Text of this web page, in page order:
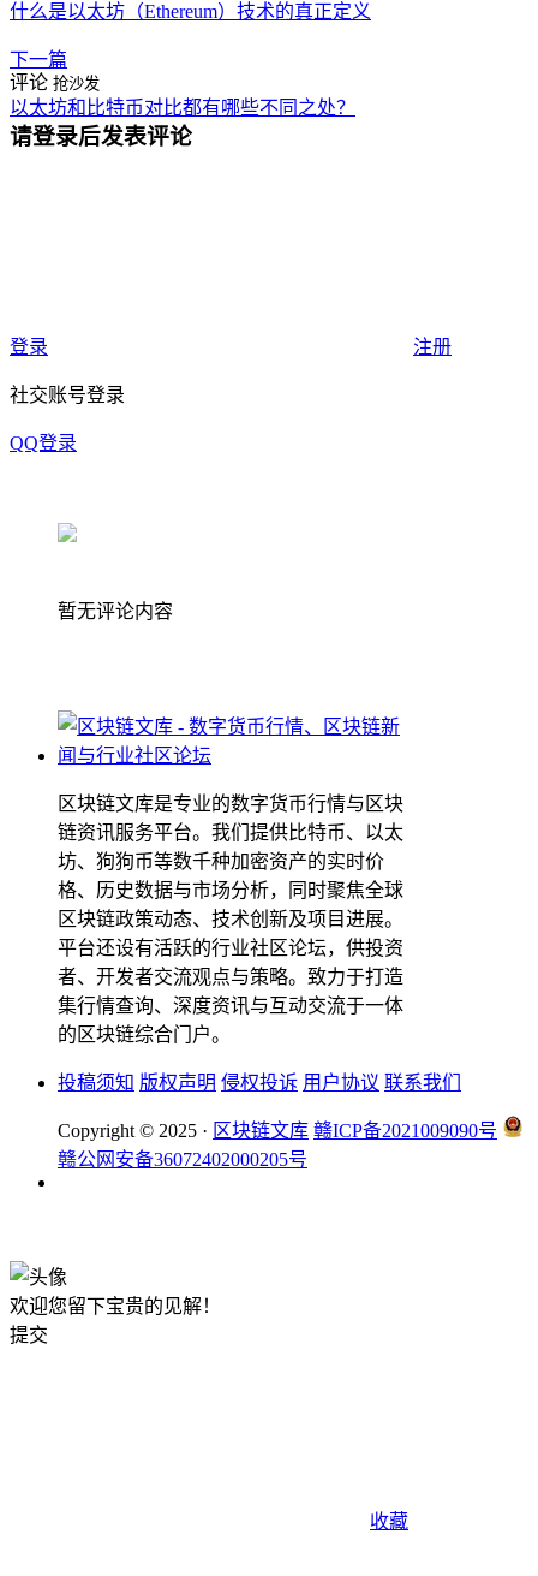
什么是以太坊（Ethereum）技术的真正定义
下一篇
以太坊和比特币对比都有哪些不同之处？
评论 抢沙发
请登录后发表评论
登录 注册
社交账号登录
QQ登录
暂无评论内容
区块链文库是专业的数字货币行情与区块
链资讯服务平台。我们提供比特币、以太
坊、狗狗币等数千种加密资产的实时价
格、历史数据与市场分析，同时聚焦全球
区块链政策动态、技术创新及项目进展。
平台还设有活跃的行业社区论坛，供投资
者、开发者交流观点与策略。致力于打造
集行情查询、深度资讯与互动交流于一体
的区块链综合门户。
投稿须知 版权声明 侵权投诉 用户协议 联系我们
Copyright © 2025 · 区块链文库 赣ICP备2021009090号
赣公网安备36072402000205号
欢迎您留下宝贵的见解！
提交
收藏